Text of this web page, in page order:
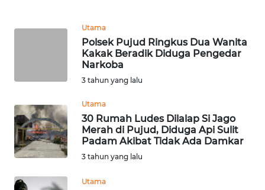
Utama
Polsek Pujud Ringkus Dua Wanita
Kakak Beradik Diduga Pengedar
Narkoba
3 tahun yang lalu
Utama
30 Rumah Ludes Dilalap Si Jago
Merah di Pujud, Diduga Api Sulit
Padam Akibat Tidak Ada Damkar
3 tahun yang lalu
Utama
NTT
WN
KEPRI
WN